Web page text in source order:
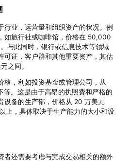
行业，运营量和组织资产的状况。例
如旅行社或咖啡馆，价格在 50,000
与此同时，银行或信息技术等领域
可证，客户群和其他重要资产，其估
之间。
格，利如投资基金或管理公司，从
。这是由于高昂的执照费和严格的
设备的生产部，价格从 20 万美元
上，具体取决于生产能力的大小和设
者还需要考虑与完成交易相关的额外